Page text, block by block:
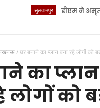
डीएम ने अमृत
/घर बनाने का प्लान बना रहे लोगों को
का प्लान
लोगों को